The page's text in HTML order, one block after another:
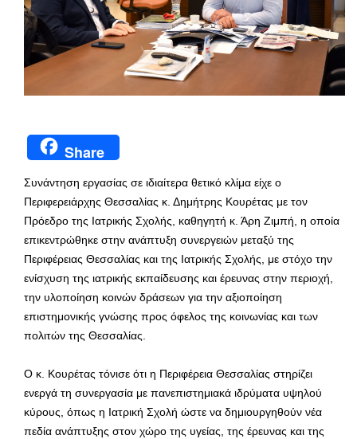
Share
Συνάντηση εργασίας σε ιδιαίτερα θετικό κλίμα είχε ο
Περιφερειάρχης Θεσσαλίας κ. Δημήτρης Κουρέτας με τον
Πρόεδρο της Ιατρικής Σχολής, καθηγητή κ. Άρη Ζιμπή, η οποία
επικεντρώθηκε στην ανάπτυξη συνεργειών μεταξύ της
Περιφέρειας Θεσσαλίας και της Ιατρικής Σχολής, με στόχο την
ενίσχυση της ιατρικής εκπαίδευσης και έρευνας στην περιοχή,
την υλοποίηση κοινών δράσεων για την αξιοποίηση
επιστημονικής γνώσης προς όφελος της κοινωνίας και των
πολιτών της Θεσσαλίας.
Ο κ. Κουρέτας τόνισε ότι η Περιφέρεια Θεσσαλίας στηρίζει
ενεργά τη συνεργασία με πανεπιστημιακά ιδρύματα υψηλού
κύρους, όπως η Ιατρική Σχολή ώστε να δημιουργηθούν νέα
πεδία ανάπτυξης στον χώρο της υγείας, της έρευνας και της